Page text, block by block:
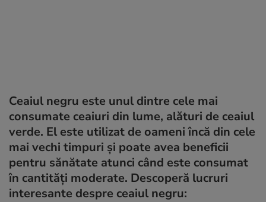
Ceaiul negru este unul dintre cele mai
consumate ceaiuri din lume, alături de ceaiul
verde. El este utilizat de oameni încă din cele
mai vechi timpuri și poate avea beneficii
pentru sănătate atunci când este consumat
în cantități moderate. Descoperă lucruri
interesante despre ceaiul negru: